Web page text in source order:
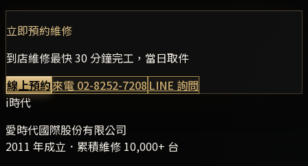
立即預約維修
到店維修最快 30 分鐘完工，當日取件
線上預約來電 02-8252-7208 LINE 詢問
i時代
愛時代國際股份有限公司
2011 年成立．累積維修 10,000+ 台